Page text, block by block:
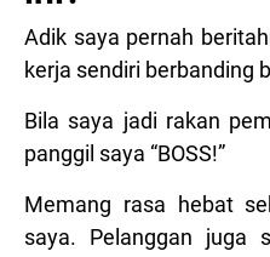
Adik saya pernah
kerja sendiri berbanding
Bila saya jadi rakan
panggil saya “BOSS!”
Memang rasa hebat
saya. Pelanggan juga